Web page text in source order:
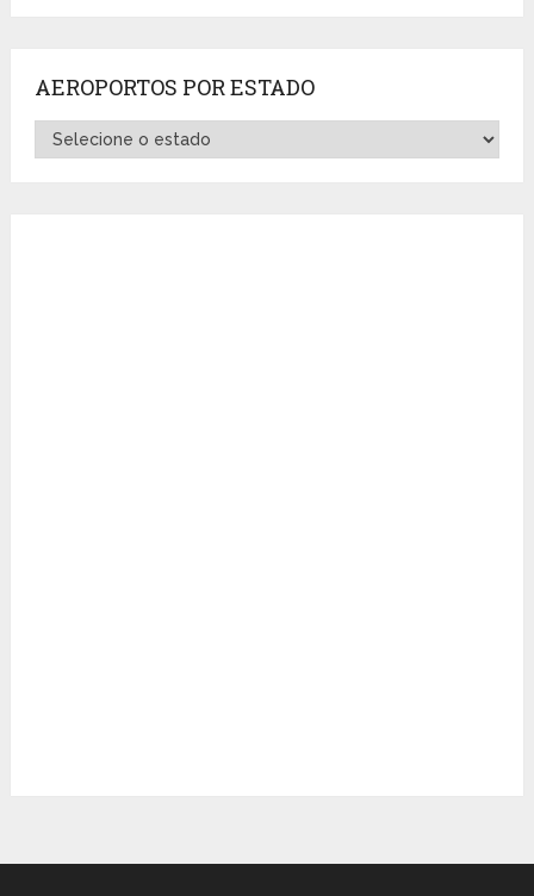
AEROPORTOS POR ESTADO
Aeroportos
por